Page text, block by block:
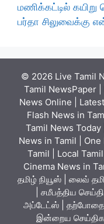
மணிக்கட்டில் கயிறு
பர்தா சிலுவைக்கு
© 2026 Live Tamil
Tamil NewsPaper
News Online |
Flash News in
Tamil News
News in Tamil |
Tamil | Local
Cinema News in
தமிழ் நியூஸ் | லைவ்
| சமீபத்திய
அப்டேட்ஸ் |
இன்றைய